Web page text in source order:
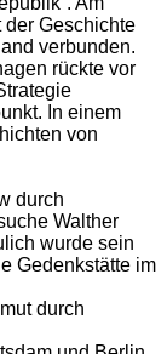
der Geschichte
verbunden.
rückte vor
In einem
von
durch
Walther
wurde sein
Gedenkstätte im
durch